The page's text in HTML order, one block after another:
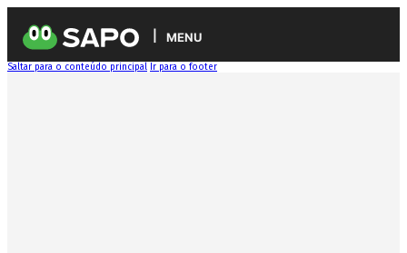
MENU
Saltar para o conteúdo principal Ir para o footer